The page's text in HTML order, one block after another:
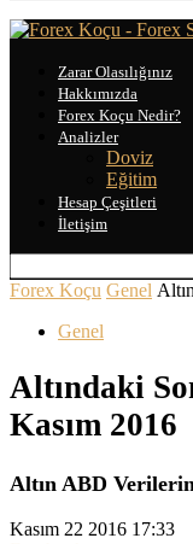
Zarar Olasılığınız
Hakkımızda
Forex Koçu Nedir?
Analizler
Doviz
Eğitim
Hesap Çeşitleri
İletişim
Forex Koçu Genel
Genel
Altındaki
Kasım 2016
Altın ABD
Kasım 22 2016 17:33